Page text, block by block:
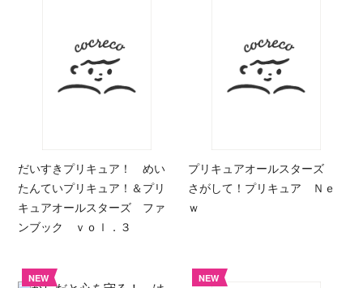
だいすきプリキュア！ めい
たんていプリキュア！＆プリ
キュアオールスターズ ファ
ンブック ｖｏｌ．３
プリキュアオールスターズ
さがして！プリキュア Ｎｅ
ｗ
NEW NEW